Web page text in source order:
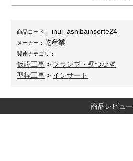
商品コード： inui_ashibainserte24
メーカー：乾産業
関連カテゴリ：
仮設工事 > クランプ・壁つなぎ
型枠工事 > インサート
商品レビュー